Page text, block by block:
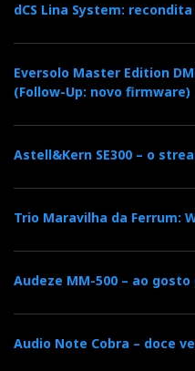
dCS Lina System:
Eversolo Master Edition
(Follow-Up: novo firmware)
Astell&Kern SE300 – o
Trio Maravilha da Ferrum:
Audeze MM-500 – ao
Audio Note Cobra – doce